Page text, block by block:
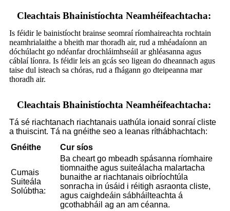
Cleachtais Bhainistíochta Neamhéifeachtacha:
Is féidir le bainistíocht brainse seomraí ríomhaireachta rochtain
neamhrialaithe a bheith mar thoradh air, rud a mhéadaíonn an
dóchúlacht go ndéanfar drochláimhseáil ar ghléasanna agus
cáblaí líonra. Is féidir leis an gcás seo ligean do dheannach agus
taise dul isteach sa chóras, rud a fhágann go dteipeanna mar
thoradh air.
Cleachtais Bhainistíochta Neamhéifeachtacha:
Tá sé riachtanach riachtanais uathúla ionaid sonraí cliste
a thuiscint. Tá na gnéithe seo a leanas ríthábhachtach:
Gnéithe
Cur síos
Cumais
Suiteála
Solúbtha:
Ba cheart go mbeadh spásanna ríomhaire
tiomnaithe agus suiteálacha malartacha
bunaithe ar riachtanais oibríochtúla
sonracha in úsáid i réitigh asraonta cliste,
agus caighdeáin sábháilteachta á
gcothabháil ag an am céanna.